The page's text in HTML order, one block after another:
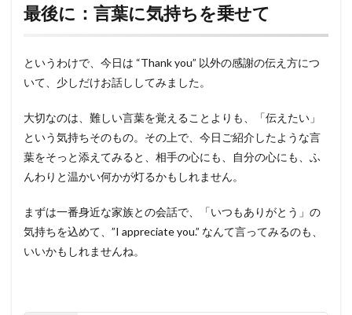
最後に：言葉に気持ちを乗せて
というわけで、今日は “Thank you” 以外の感謝の伝え方につ
いて、少しだけお話ししてみました。
大切なのは、難しい言葉を覚えることよりも、「伝えたい」
という気持ちそのもの。その上で、今日ご紹介したような言
葉をそっと添えてみると、相手の心にも、自分の心にも、ふ
んわりと温かい何かが灯るかもしれません。
まずは一番身近な家族との会話で、「いつもありがとう」の
気持ちを込めて、”I appreciate you.” なんて言ってみるのも、
いいかもしれませんね。